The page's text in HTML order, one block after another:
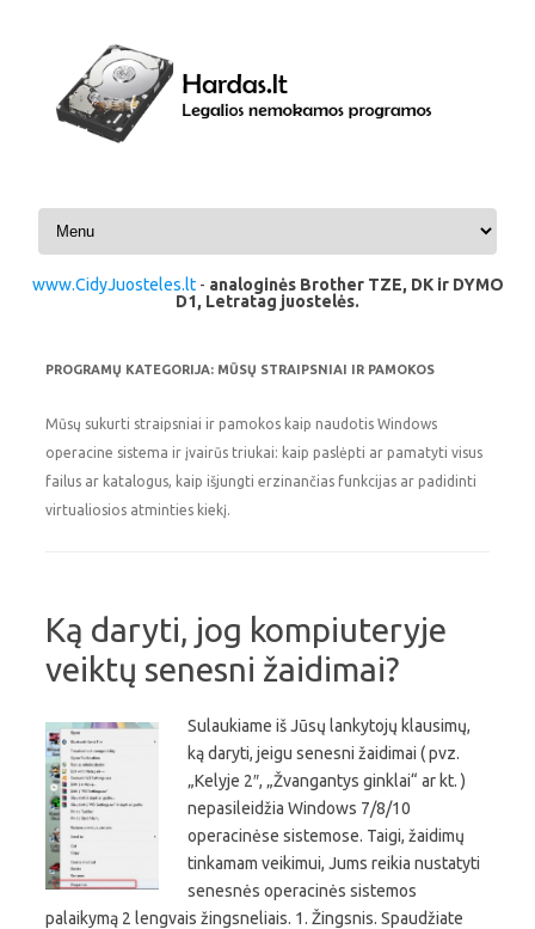
Pereiti prie turinio
www.CidyJuosteles.lt- analoginės Brother TZE, DK ir DYMO
D1, Letratag juostelės.
PROGRAMŲ KATEGORIJA: MŪSŲ STRAIPSNIAI IR PAMOKOS
Mūsų sukurti straipsniai ir pamokos kaip naudotis Windows
operacine sistema ir įvairūs triukai: kaip paslėpti ar pamatyti visus
failus ar katalogus, kaip išjungti erzinančias funkcijas ar padidinti
virtualiosios atminties kiekį.
Ką daryti, jog kompiuteryje
veiktų senesni žaidimai?
Sulaukiame iš Jūsų lankytojų klausimų,
ką daryti, jeigu senesni žaidimai ( pvz.
„Kelyje 2″, „Žvangantys ginklai“ ar kt. )
nepasileidžia Windows 7/8/10
operacinėse sistemose. Taigi, žaidimų
tinkamam veikimui, Jums reikia nustatyti
senesnės operacinės sistemos
palaikymą 2 lengvais žingsneliais. 1. Žingsnis. Spaudžiate